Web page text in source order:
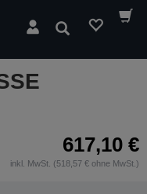
Suchen
617,10 €
inkl. MwSt. (518,57 € ohne MwSt.)